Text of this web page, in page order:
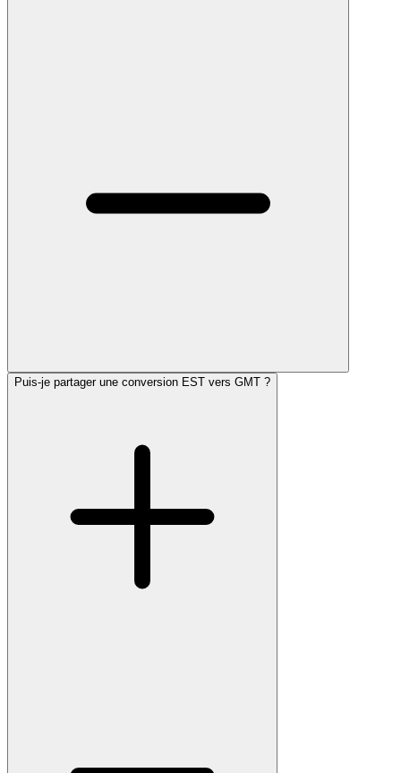
Puis-je partager une conversion EST vers GMT ?